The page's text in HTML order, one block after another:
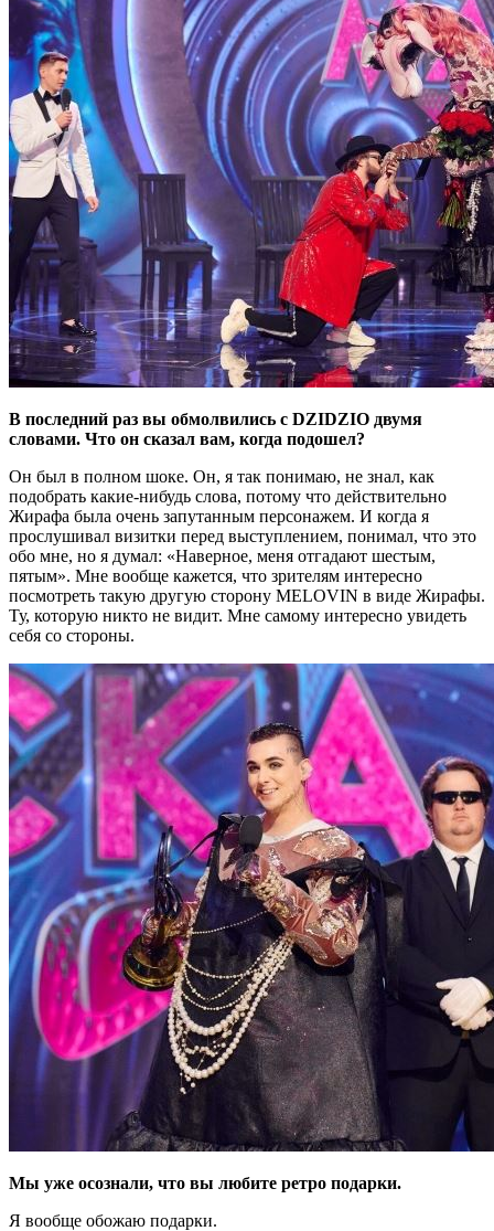
В последний раз вы обмолвились с DZIDZIO двумя
словами. Что он сказал вам, когда подошел?
Он был в полном шоке. Он, я так понимаю, не знал, как
подобрать какие-нибудь слова, потому что действительно
Жирафа была очень запутанным персонажем. И когда я
прослушивал визитки перед выступлением, понимал, что это
обо мне, но я думал: «Наверное, меня отгадают шестым,
пятым». Мне вообще кажется, что зрителям интересно
посмотреть такую другую сторону MELOVIN в виде Жирафы.
Ту, которую никто не видит. Мне самому интересно увидеть
себя со стороны.
Мы уже осознали, что вы любите ретро подарки.
Я вообще обожаю подарки.